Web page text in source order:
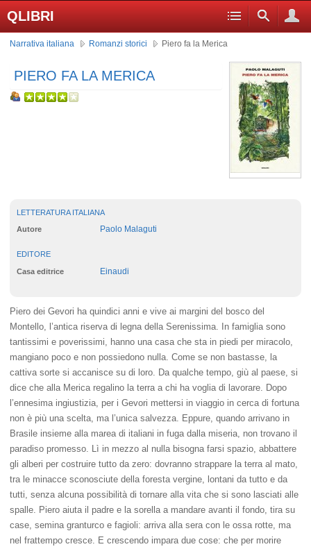
QLIBRI
Narrativa italiana Romanzi storici Piero fa la Merica
PIERO FA LA MERICA
LETTERATURA ITALIANA
Autore Paolo Malaguti
EDITORE
Casa editrice Einaudi
Piero dei Gevori ha quindici anni e vive ai margini del bosco del
Montello, l’antica riserva di legna della Serenissima. In famiglia sono
tantissimi e poverissimi, hanno una casa che sta in piedi per miracolo,
mangiano poco e non possiedono nulla. Come se non bastasse, la
cattiva sorte si accanisce su di loro. Da qualche tempo, giù al paese, si
dice che alla Merica regalino la terra a chi ha voglia di lavorare. Dopo
l’ennesima ingiustizia, per i Gevori mettersi in viaggio in cerca di fortuna
non è più una scelta, ma l’unica salvezza. Eppure, quando arrivano in
Brasile insieme alla marea di italiani in fuga dalla miseria, non trovano il
paradiso promesso. Lì in mezzo al nulla bisogna farsi spazio, abbattere
gli alberi per costruire tutto da zero: dovranno strappare la terra al mato,
tra le minacce sconosciute della foresta vergine, lontani da tutto e da
tutti, senza alcuna possibilità di tornare alla vita che si sono lasciati alle
spalle. Piero aiuta il padre e la sorella a mandare avanti il fondo, tira su
case, semina granturco e fagioli: arriva alla sera con le ossa rotte, ma
nel frattempo cresce. E crescendo impara due cose: che per morire